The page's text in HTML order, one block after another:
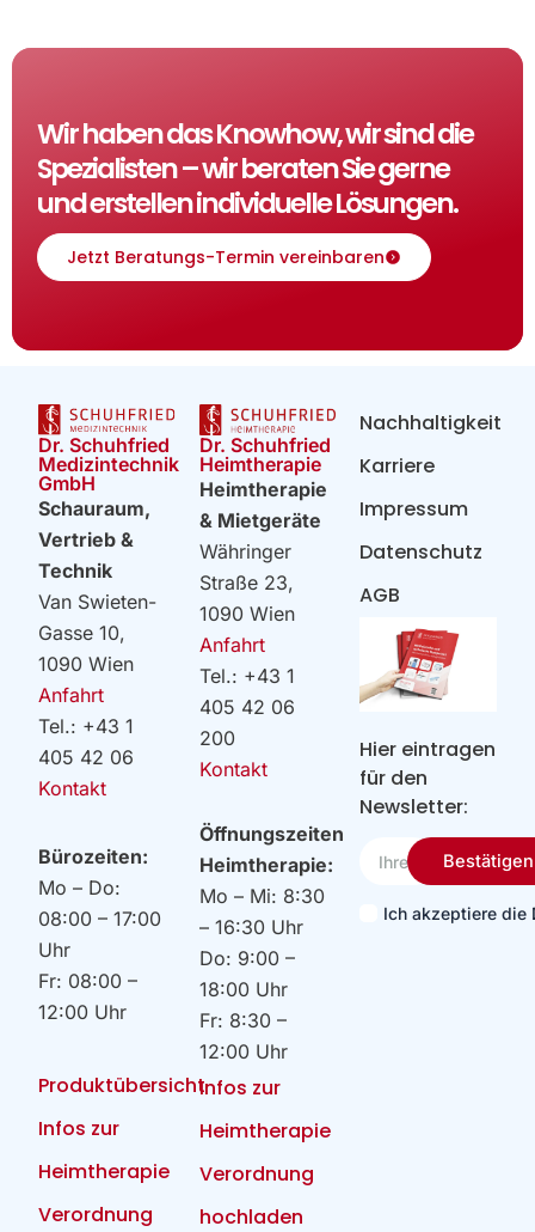
Wir haben das Knowhow, wir sind die
Spezialisten – wir beraten Sie gerne
und erstellen individuelle Lösungen.
Jetzt Beratungs-Termin vereinbaren
Dr. Schuhfried
Medizintechnik
GmbH
Schauraum,
Vertrieb &
Technik
Van Swieten-
Gasse 10,
1090 Wien
Anfahrt
Tel.: +43 1
405 42 06
Kontakt
Bürozeiten:
Mo – Do:
08:00 – 17:00
Uhr
Fr: 08:00 –
12:00 Uhr
Produktübersicht
Infos zur
Heimtherapie
Verordnung
Dr. Schuhfried
Heimtherapie
Heimtherapie
& Mietgeräte
Währinger
Straße 23,
1090 Wien
Anfahrt
Tel.: +43 1
405 42 06
200
Kontakt
Öffnungszeiten
Heimtherapie:
Mo – Mi: 8:30
– 16:30 Uhr
Do: 9:00 –
18:00 Uhr
Fr: 8:30 –
12:00 Uhr
Infos zur
Heimtherapie
Verordnung
hochladen
Hier eintragen
für den
Newsletter:
Email
Ich akzeptiere die
Bestätigen
Nachhaltigkeit
Karriere
Impressum
Datenschutz
AGB